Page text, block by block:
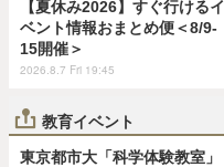
【夏休み2026】すぐ行けるイ
ベント情報おまとめ便＜8/9-
15開催＞
2026.8.7 Fri 19:45
教育イベント
東京都市大「科学体験教室」